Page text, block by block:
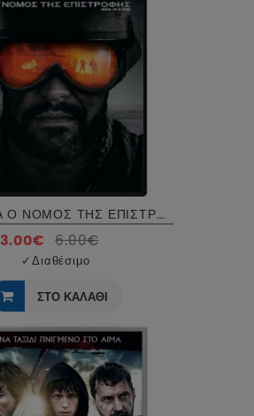
ΣΥΡΡΙΖΑ Ο ΝΟΜΟΣ ΤΗΣ ΕΠΙΣΤΡΟΦΗΣ - JARHEAD LAW OF RETURN DVD USED
3.00€ 6.00€
✓Διαθέσιμο
ΣΤΟ ΚΑΛΑΘΙ